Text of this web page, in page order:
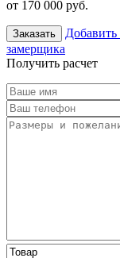
от 170 000 руб.
Заказать Добавить
замерщика
Получить расчет